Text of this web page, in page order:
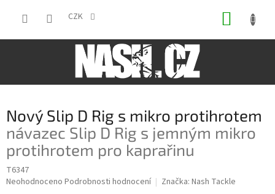
CZK
Nový Slip D Rig s mikro protihrotem
návazec Slip D Rig s jemným mikro
protihrotem pro kaprařinu
T6347
Průměrné
Neohodnoceno Podrobnosti hodnocení Značka: Nash Tackle